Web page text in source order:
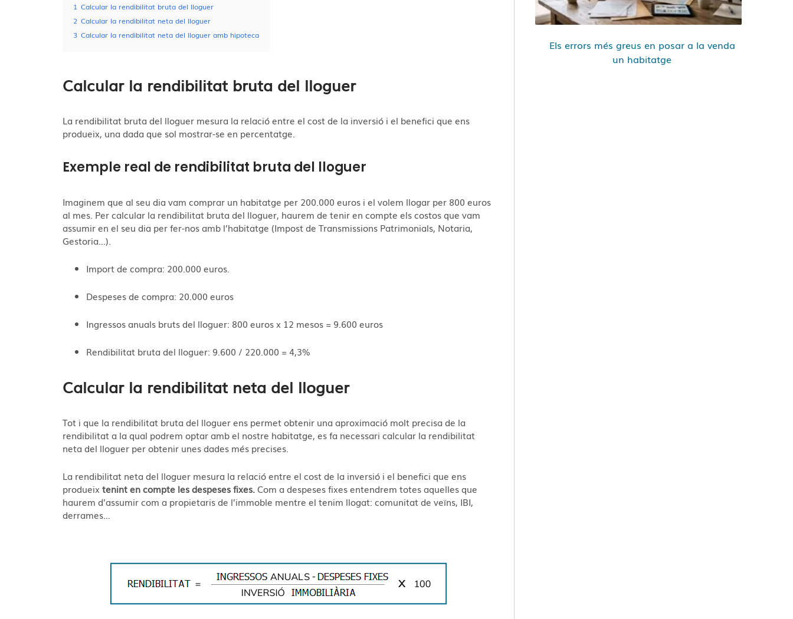
1 Calcular la rendibilitat bruta del lloguer
2 Calcular la rendibilitat neta del lloguer
3 Calcular la rendibilitat neta del lloguer amb hipoteca
Calcular la rendibilitat bruta del lloguer
La rendibilitat bruta del lloguer mesura la relació entre el cost de la inversió i el benefici que ens
produeix, una dada que sol mostrar-se en percentatge.
Exemple real de rendibilitat bruta del lloguer
Imaginem que al seu dia vam comprar un habitatge per 200.000 euros i el volem llogar per 800 euros
al mes. Per calcular la rendibilitat bruta del lloguer, haurem de tenir en compte els costos que vam
assumir en el seu dia per fer-nos amb l’habitatge (Impost de Transmissions Patrimonials, Notaria,
Gestoria…).
Import de compra: 200.000 euros.
Despeses de compra: 20.000 euros
Ingressos anuals bruts del lloguer: 800 euros x 12 mesos = 9.600 euros
Rendibilitat bruta del lloguer: 9.600 / 220.000 = 4,3%
Calcular la rendibilitat neta del lloguer
Tot i que la rendibilitat bruta del lloguer ens permet obtenir una aproximació molt precisa de la
rendibilitat a la qual podrem optar amb el nostre habitatge, es fa necessari calcular la rendibilitat
neta del lloguer per obtenir unes dades més precises.
La rendibilitat neta del lloguer mesura la relació entre el cost de la inversió i el benefici que ens
produeixtenint en compte les despeses fixes.Com a despeses fixes entendrem totes aquelles que
haurem d’assumir com a propietaris de l’immoble mentre el tenim llogat: comunitat de veïns, IBI,
derrames…
Els errors més greus en posar a la venda
un habitatge